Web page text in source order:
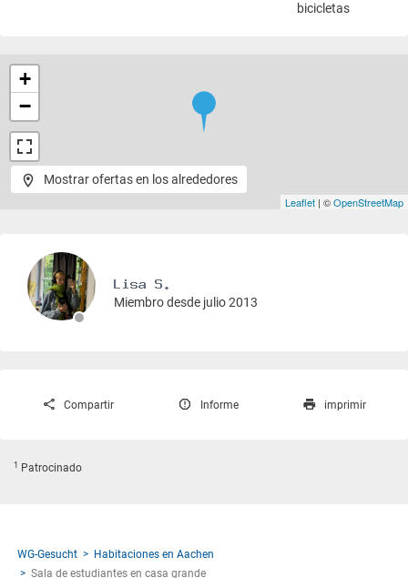
bicicletas
+
−
Leaflet | ©OpenStreetMap
Mostrar ofertas en los alrededores
Miembro desde julio 2013
Compartir Informe imprimir
1 Patrocinado
WG-Gesucht
Habitaciones en Aachen
Sala de estudiantes en casa grande